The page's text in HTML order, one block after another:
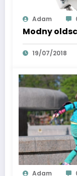
Adam
Modny
19/07/2018
Adam